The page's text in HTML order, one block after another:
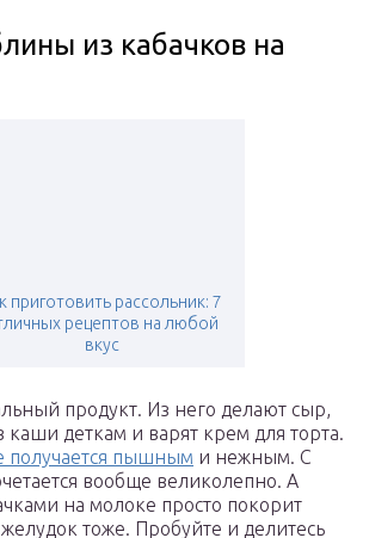
из кабачков на
приготовить рассольник: 7
рецептов на любой
вкус
продукт. Из него делают сыр,
каши деткам и варят крем для торта.
получается пышным и нежным. С
вообще великолепно. А
на молоке просто покорит
тоже. Пробуйте и делитесь